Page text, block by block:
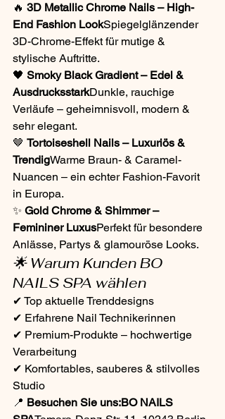
🔥 3D Metallic Chrome Nails – High-
End Fashion LookSpiegelglänzender
3D-Chrome-Effekt für mutige &
stylische Auftritte.
🖤 Smoky Black Gradient – Edel &
AusdrucksstarkDunkle, rauchige
Verläufe – geheimnisvoll, modern &
sehr elegant.
🤎 Tortoiseshell Nails – Luxuriös &
TrendigWarme Braun- & Caramel-
Nuancen – ein echter Fashion-Favorit
in Europa.
✨ Gold Chrome & Shimmer –
Femininer LuxusPerfekt für besondere
Anlässe, Partys & glamouröse Looks.
🌟 Warum Kunden BO
NAILS SPA wählen
✔ Top aktuelle Trenddesigns
✔ Erfahrene Nail Technikerinnen
✔ Premium-Produkte – hochwertige
Verarbeitung
✔ Komfortables, sauberes & stilvolles
Studio
📍 Besuchen Sie uns:BO NAILS